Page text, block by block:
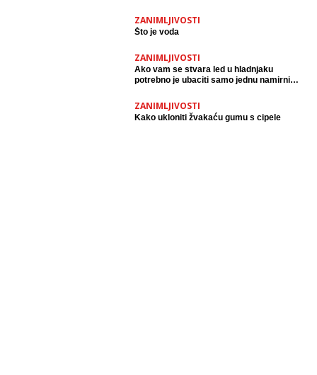
ZANIMLJIVOSTI
Što je voda
ZANIMLJIVOSTI
Ako vam se stvara led u hladnjaku
potrebno je ubaciti samo jednu namirnicu.
ZANIMLJIVOSTI
Kako ukloniti žvakaću gumu s cipele